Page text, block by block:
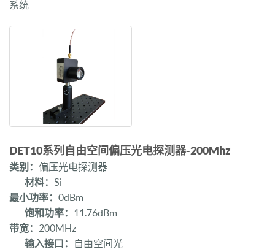
系统
DET10系列自由空间偏压光电探测器-200Mhz
类别： 偏压光电探测器
材料： Si
最小功率： 0dBm
饱和功率： 11.76dBm
带宽： 200MHz
输入接口：
自由空间光